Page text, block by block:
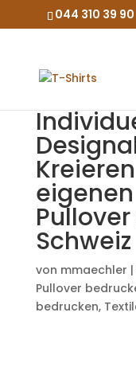
044 310 39 90
Schweiz
von mmaechler |
Pullover
bedrucken,